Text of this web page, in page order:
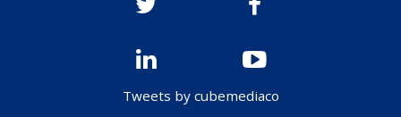
Tweets by cubemediaco